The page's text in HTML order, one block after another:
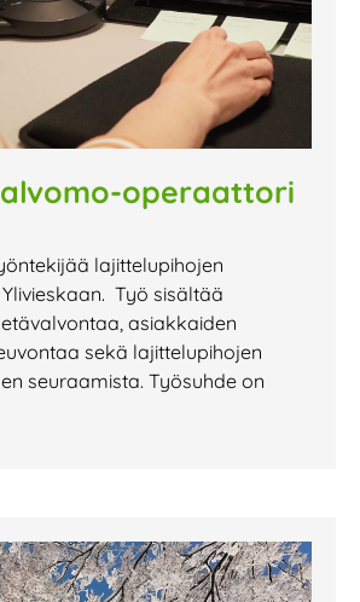
operaattori
lajittelupihojen
Työ sisältää
asiakkaiden
sekä lajittelupihojen
seuraamista. Työsuhde on